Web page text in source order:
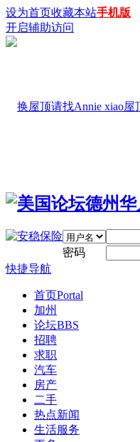
设为首页收藏本站手机版
开启辅助访问
密码
快捷导航
首页Portal
加州
论坛BBS
招聘
求职
汽车
房产
二手
热点新闻
生活服务